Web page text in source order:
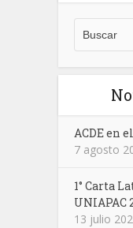
ACDE en
7 agosto
1° Carta
UNIAPAC
13 julio